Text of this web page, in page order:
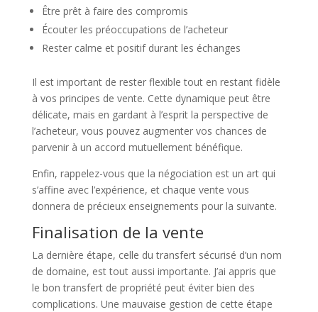
Être prêt à faire des compromis
Écouter les préoccupations de l’acheteur
Rester calme et positif durant les échanges
Il est important de rester flexible tout en restant fidèle
à vos principes de vente. Cette dynamique peut être
délicate, mais en gardant à l’esprit la perspective de
l’acheteur, vous pouvez augmenter vos chances de
parvenir à un accord mutuellement bénéfique.
Enfin, rappelez-vous que la négociation est un art qui
s’affine avec l’expérience, et chaque vente vous
donnera de précieux enseignements pour la suivante.
Finalisation de la vente
La dernière étape, celle du transfert sécurisé d’un nom
de domaine, est tout aussi importante. J’ai appris que
le bon transfert de propriété peut éviter bien des
complications. Une mauvaise gestion de cette étape